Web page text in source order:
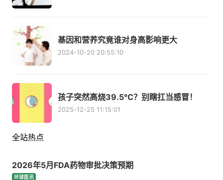
基因和营养究竟谁对身高影响更大
2024-10-20 20:55:10
孩子突然高烧39.5℃？别瞎扛当感冒！
2025-12-25 11:15:01
全站热点
2026年5月FDA药物审批决策预期
环球医讯